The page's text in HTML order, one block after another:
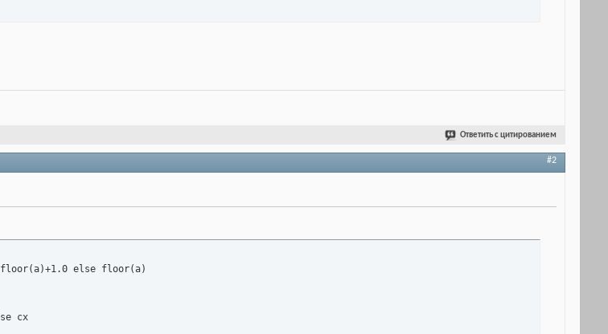
Ответить с цитированием
#2
else floor(a)
cx